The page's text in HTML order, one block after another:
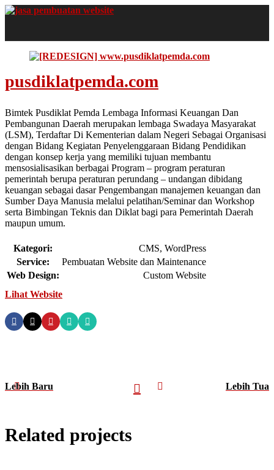
pusdiklatpemda.com
Bimtek Pusdiklat Pemda Lembaga Informasi Keuangan Dan
Pembangunan Daerah merupakan lembaga Swadaya Masyarakat
(LSM), Terdaftar Di Kementerian dalam Negeri Sebagai Organisasi
dengan Bidang Kegiatan Penyelenggaraan Bidang Pendidikan
dengan konsep kerja yang memiliki tujuan membantu
mensosialisasikan berbagai Program – program peraturan
pemerintah berupa peraturan perundang – undangan dibidang
keuangan sebagai dasar Pengembangan manajemen keuangan dan
Sumber Daya Manusia melalui pelatihan/Seminar dan Workshop
serta Bimbingan Teknis dan Diklat bagi para Pemerintah Daerah
maupun umum.
Kategori:
CMS, WordPress
Service:
Pembuatan Website dan Maintenance
Web Design:
Custom Website
Lihat Website
Lebih Baru Lebih Tua
Related projects